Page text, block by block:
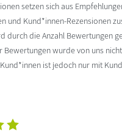
setzen sich aus
und Kund*innen-Rezensionen
durch die Anzahl Bewertungen
Bewertungen wurde von uns
ist jedoch nur mit